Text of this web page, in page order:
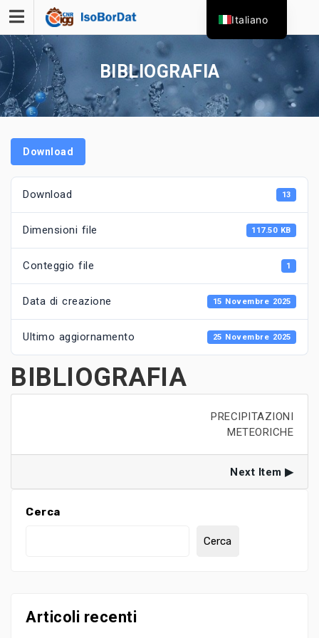
Skip
to
content
BIBLIOGRAFIA
Download
Download 13
Dimensioni file 117.50 KB
Conteggio file 1
Data di creazione 15 Novembre 2025
Ultimo aggiornamento 25 Novembre 2025
BIBLIOGRAFIA
PRECIPITAZIONI
METEORICHE
Next Item
Cerca
Cerca
Articoli recenti
Italiano